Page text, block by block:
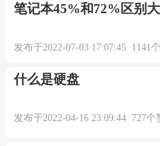
笔记本45%和72%区别
发布于2022-07-03 17:07:45 1141
什么是硬盘
发布于2022-04-16 23:09:44 727个